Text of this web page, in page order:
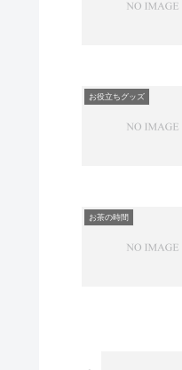
お役立ちグッズ
お茶の時間